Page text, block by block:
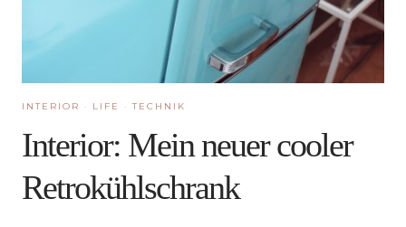
INTERIOR · LIFE ·TECHNIK
Interior: Mein neuer cooler
Retrokühlschrank